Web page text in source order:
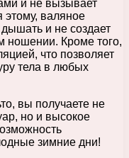
и не вызывает
этому, валяное
и не создает
ношении. Кроме того,
что позволяет
тела в любых
вы получаете не
но и высокое
зимние дни!